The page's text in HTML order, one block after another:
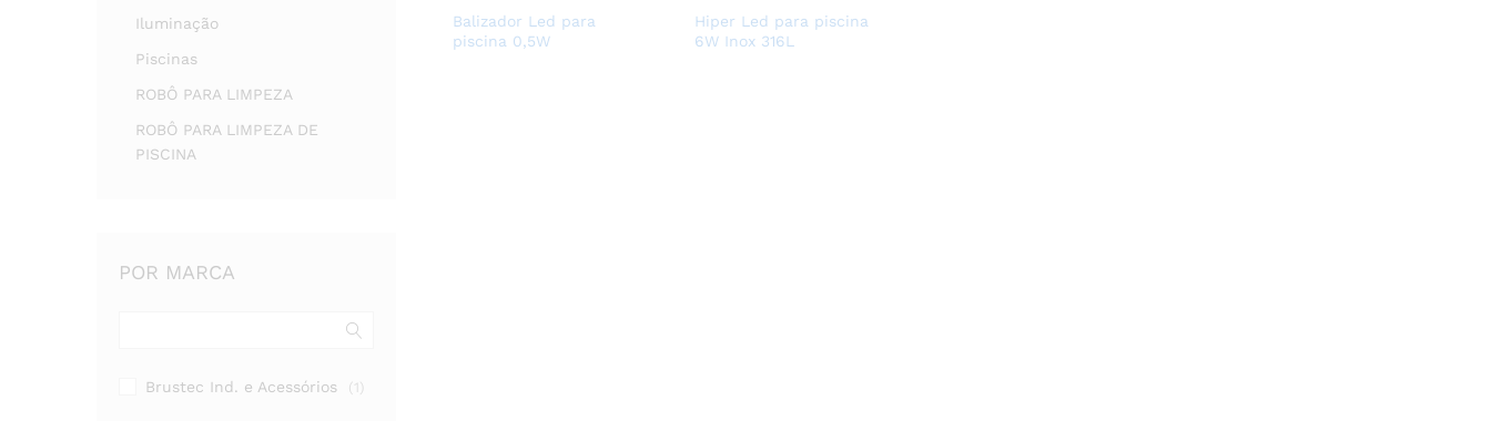
Balizador Led para
piscina 0,5W
Hiper Led para piscina
6W Inox 316L
Iluminação
Piscinas
ROBÔ PARA LIMPEZA
ROBÔ PARA LIMPEZA DE
PISCINA
POR MARCA
Brustec Ind. e Acessórios (1)